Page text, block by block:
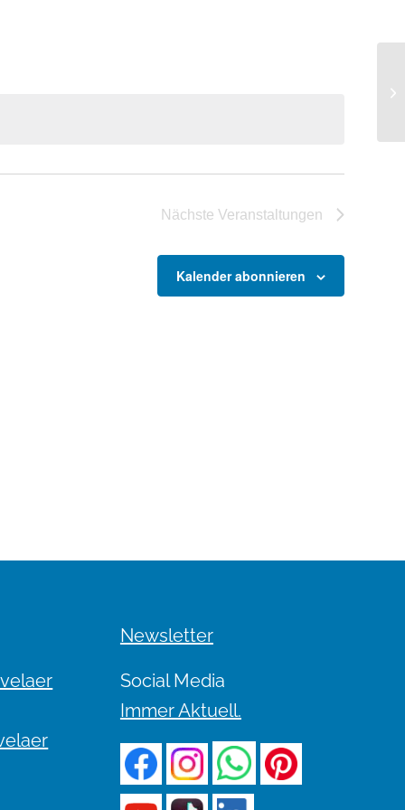
Nächste Veranstaltungen
Kalender abonnieren
Newsletter
Social Media
Immer Aktuell.